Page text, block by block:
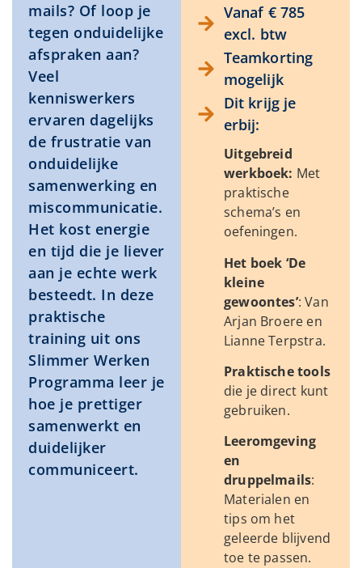
mails? Of loop je
tegen onduidelijke
afspraken aan?
Veel
kenniswerkers
ervaren dagelijks
de frustratie van
onduidelijke
samenwerking en
miscommunicatie.
Het kost energie
en tijd die je liever
aan je echte werk
besteedt. In deze
praktische
training uit ons
Slimmer Werken
Programma leer je
hoe je prettiger
samenwerkt en
duidelijker
communiceert.
Vanaf € 785
excl. btw
Teamkorting
mogelijk
Dit krijg je
erbij:
Uitgebreid
werkboek: Met
praktische
schema’s en
oefeningen.
Het boek ‘De
kleine
gewoontes’: Van
Arjan Broere en
Lianne Terpstra.
Praktische tools
die je direct kunt
gebruiken.
Leeromgeving
en
druppelmails:
Materialen en
tips om het
geleerde blijvend
toe te passen.